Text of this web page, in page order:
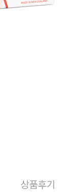
상품후기